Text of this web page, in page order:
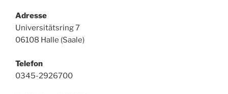
Adresse
Universitätsring 7
06108 Halle (Saale)
Telefon
0345-2926700